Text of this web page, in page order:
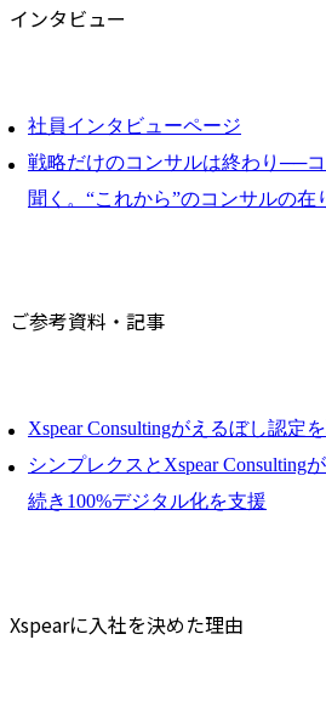
インタビュー
社員インタビューページ
戦略だけのコンサルは終わり──
聞く。“これから”のコンサルの在
ご参考資料・記事
Xspear Consultingがえるぼし認定
シンプレクスとXspear Consulting
続き100%デジタル化を支援
Xspearに入社を決めた理由